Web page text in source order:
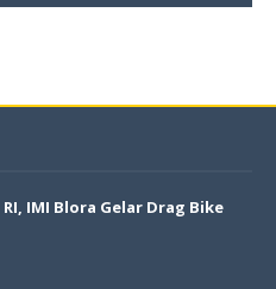
IMI Blora Gelar Drag Bike